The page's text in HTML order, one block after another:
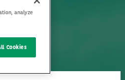
analyze
Cookies